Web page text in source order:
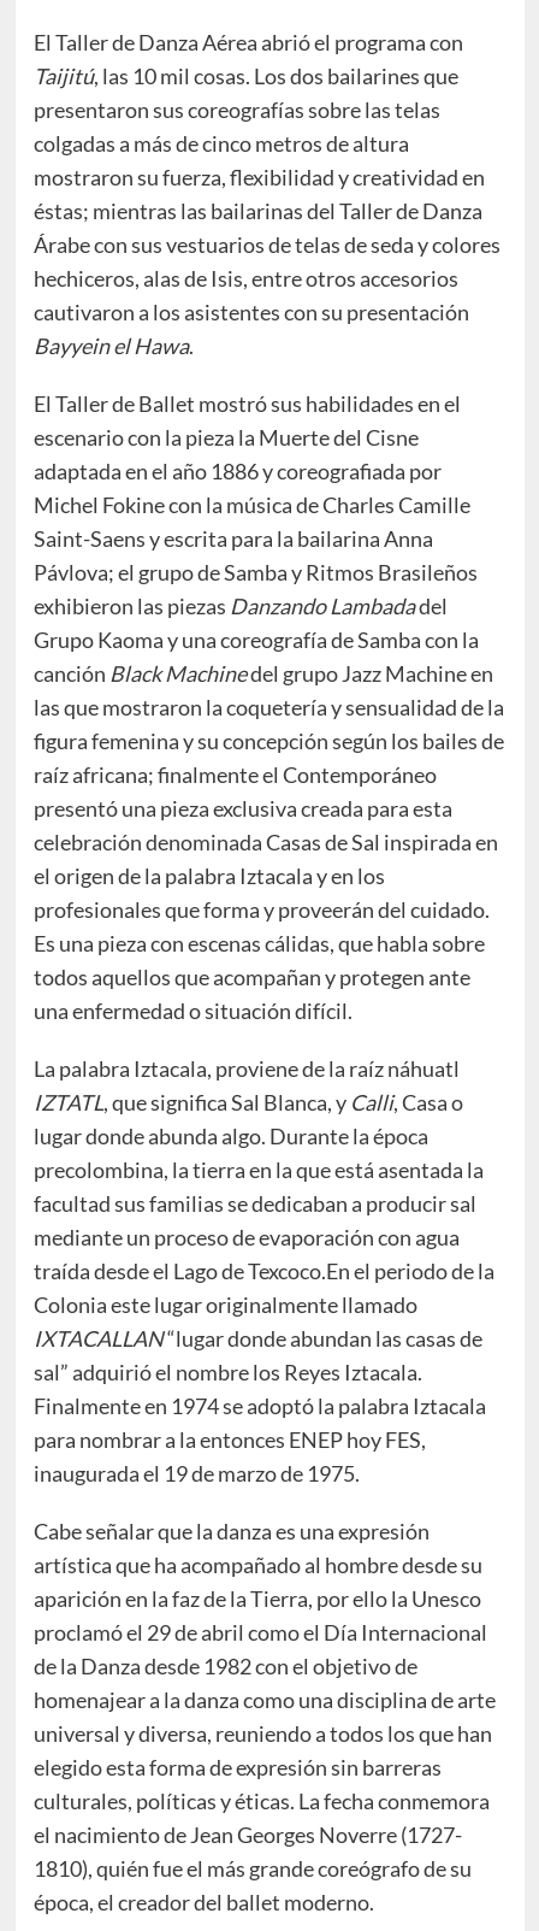
El Taller de Danza Aérea abrió el programa con
Taijitú, las 10 mil cosas. Los dos bailarines que
presentaron sus coreografías sobre las telas
colgadas a más de cinco metros de altura
mostraron su fuerza, flexibilidad y creatividad en
éstas; mientras las bailarinas del Taller de Danza
Árabe con sus vestuarios de telas de seda y colores
hechiceros, alas de Isis, entre otros accesorios
cautivaron a los asistentes con su presentación
Bayyein el Hawa.
El Taller de Ballet mostró sus habilidades en el
escenario con la pieza la Muerte del Cisne
adaptada en el año 1886 y coreografiada por
Michel Fokine con la música de Charles Camille
Saint-Saens y escrita para la bailarina Anna
Pávlova; el grupo de Samba y Ritmos Brasileños
exhibieron las piezas Danzando Lambadadel
Grupo Kaoma y una coreografía de Samba con la
canción Black Machinedel grupo Jazz Machine en
las que mostraron la coquetería y sensualidad de la
figura femenina y su concepción según los bailes de
raíz africana; finalmente el Contemporáneo
presentó una pieza exclusiva creada para esta
celebración denominada Casas de Sal inspirada en
el origen de la palabra Iztacala y en los
profesionales que forma y proveerán del cuidado.
Es una pieza con escenas cálidas, que habla sobre
todos aquellos que acompañan y protegen ante
una enfermedad o situación difícil.
La palabra Iztacala, proviene de la raíz náhuatl
IZTATL, que significa Sal Blanca, y Calli, Casa o
lugar donde abunda algo. Durante la época
precolombina, la tierra en la que está asentada la
facultad sus familias se dedicaban a producir sal
mediante un proceso de evaporación con agua
traída desde el Lago de Texcoco.En el periodo de la
Colonia este lugar originalmente llamado
IXTACALLAN“lugar donde abundan las casas de
sal” adquirió el nombre los Reyes Iztacala.
Finalmente en 1974 se adoptó la palabra Iztacala
para nombrar a la entonces ENEP hoy FES,
inaugurada el 19 de marzo de 1975.
Cabe señalar que la danza es una expresión
artística que ha acompañado al hombre desde su
aparición en la faz de la Tierra, por ello la Unesco
proclamó el 29 de abril como el Día Internacional
de la Danza desde 1982 con el objetivo de
homenajear a la danza como una disciplina de arte
universal y diversa, reuniendo a todos los que han
elegido esta forma de expresión sin barreras
culturales, políticas y éticas. La fecha conmemora
el nacimiento de Jean Georges Noverre (1727-
1810), quién fue el más grande coreógrafo de su
época, el creador del ballet moderno.